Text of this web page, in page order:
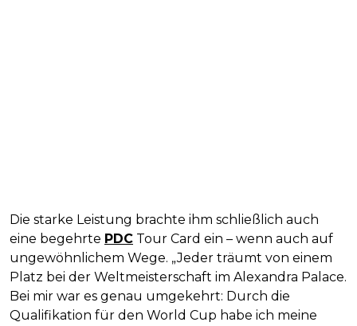
Die starke Leistung brachte ihm schließlich auch
eine begehrte PDC Tour Card ein – wenn auch auf
ungewöhnlichem Wege. „Jeder träumt von einem
Platz bei der Weltmeisterschaft im Alexandra Palace.
Bei mir war es genau umgekehrt: Durch die
Qualifikation für den World Cup habe ich meine